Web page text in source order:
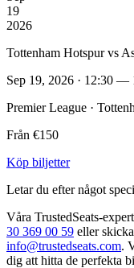
19
2026
Tottenham Hotspur vs
Sep 19, 2026 · 12:30 —
Premier League ·
Från €150
Köp biljetter
Letar du efter något
Våra
30 369 00 59 eller
info@trustedseats.com.
dig att hitta de perfekta